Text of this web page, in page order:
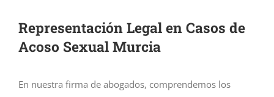
Representación Legal en Casos de
Acoso Sexual Murcia
En nuestra firma de abogados, comprendemos los